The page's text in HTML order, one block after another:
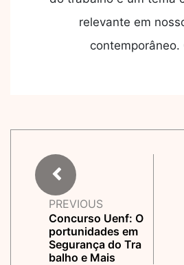
relevante em
contemporâneo.
PREVIOUS
Concurso Uenf: O
portunidades em
Segurança do Tra
balho e Mais